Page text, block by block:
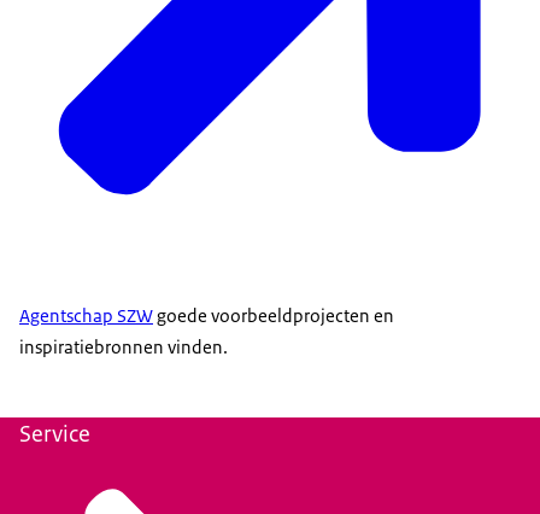
Agentschap SZWgoede voorbeeldprojecten en
inspiratiebronnen vinden.
Service